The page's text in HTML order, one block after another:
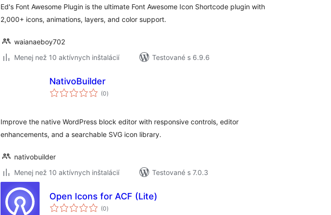
Ed's Font Awesome Plugin is the ultimate Font Awesome Icon Shortcode plugin with
2,000+ icons, animations, layers, and color support.
waianaeboy702
Menej než 10 aktívnych inštalácií
Testované s 6.9.6
NativoBuilder
(0celkové
hodnotenie
)
Improve the native WordPress block editor with responsive controls, editor
enhancements, and a searchable SVG icon library.
nativobuilder
Menej než 10 aktívnych inštalácií
Testované s 7.0.3
Open Icons for ACF (Lite)
(0celkové
hodnotenie
)